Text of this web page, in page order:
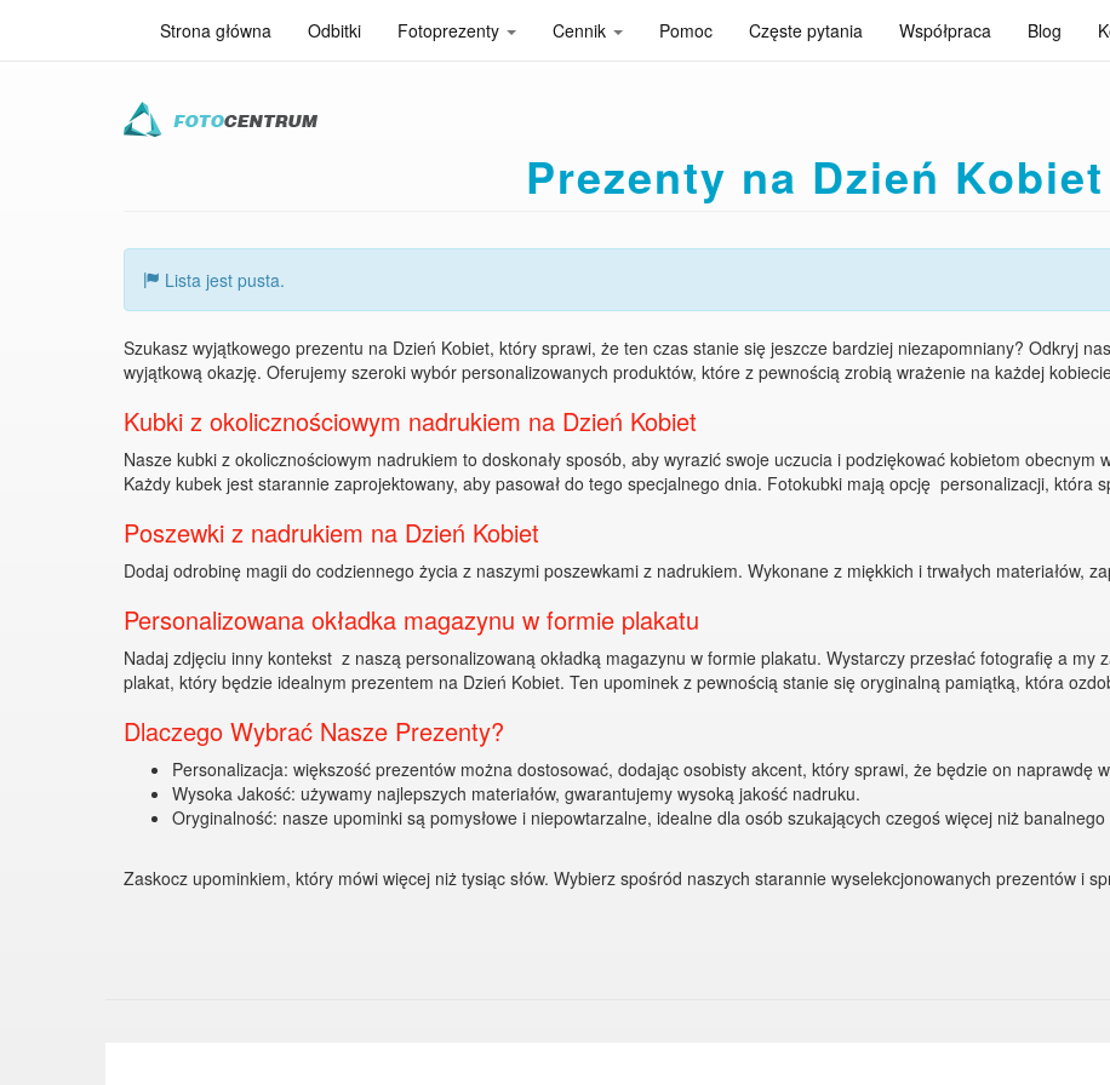
Strona główna Odbitki Fotoprezenty Cennik Pomoc Częste pytania Współpraca Blog
Prezenty na Dzień Kobiet
Lista jest pusta.
Szukasz wyjątkowego prezentu na Dzień Kobiet, który sprawi, że ten czas stanie się jeszcze bardziej niezapomniany? Odkryj
wyjątkową okazję. Oferujemy szeroki wybór personalizowanych produktów, które z pewnością zrobią wrażenie na każdej
Kubki z okolicznościowym nadrukiem na Dzień Kobiet
Nasze kubki z okolicznościowym nadrukiem to doskonały sposób, aby wyrazić swoje uczucia i podziękować kobietom obecnym
Każdy kubek jest starannie zaprojektowany, aby pasował do tego specjalnego dnia. Fotokubki mają opcję personalizacji, która
Poszewki z nadrukiem na Dzień Kobiet
Dodaj odrobinę magii do codziennego życia z naszymi poszewkami z nadrukiem. Wykonane z miękkich i trwałych materiałów,
Personalizowana okładka magazynu w formie plakatu
Nadaj zdjęciu inny kontekst z naszą personalizowaną okładką magazynu w formie plakatu. Wystarczy przesłać fotografię a
plakat, który będzie idealnym prezentem na Dzień Kobiet. Ten upominek z pewnością stanie się oryginalną pamiątką, która
Dlaczego Wybrać Nasze Prezenty?
Personalizacja: większość prezentów można dostosować, dodając osobisty akcent, który sprawi, że będzie on naprawdę
Wysoka Jakość: używamy najlepszych materiałów, gwarantujemy wysoką jakość nadruku.
Oryginalność: nasze upominki są pomysłowe i niepowtarzalne, idealne dla osób szukających czegoś więcej niż
Zaskocz upominkiem, który mówi więcej niż tysiąc słów. Wybierz spośród naszych starannie wyselekcjonowanych prezentów i